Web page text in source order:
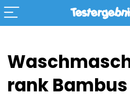
rank Bambus